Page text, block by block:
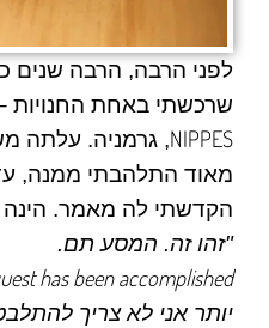
לפני הרבה, הרבה שנים
שרכשתי באחת החנויות
NIPPES, גרמניה. עלתה משהו כמו
מאוד התלהבתי ממנה,
הקדשתי לה מאמר. הינה
"זהו זה. המסע תם.
has been accomplished
יותר אני לא צריך